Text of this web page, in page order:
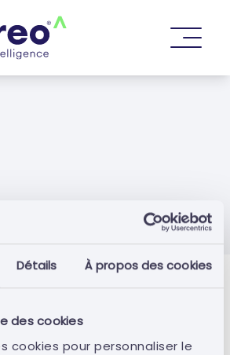
Détails À propos des cookies
des cookies
cookies pour personnaliser le
0,00 €